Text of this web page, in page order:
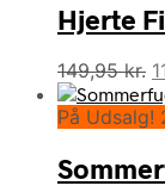
Hjerte
149,95kr.
På Udsalg!